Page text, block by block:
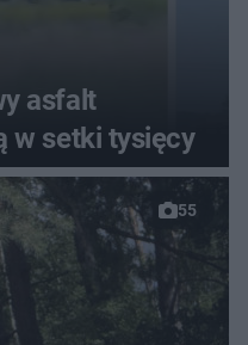
asfalt
w setki tysięcy
55